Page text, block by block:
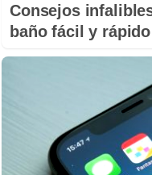
Consejos
baño fácil y rápido